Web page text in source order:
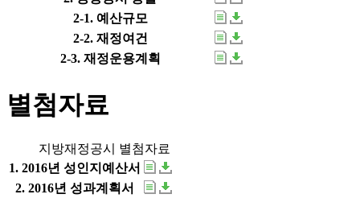
2-1. 예산규모
2-2. 재정여건
2-3. 재정운용계획
별첨자료
지방재정공시 별첨자료
1. 2016년 성인지예산서
2. 2016년 성과계획서